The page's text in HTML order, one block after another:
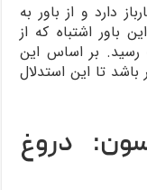
دارد و از باور به
باور اشتباه که از
رسید. بر اساس این
باشد تا این استدلال
دروغ